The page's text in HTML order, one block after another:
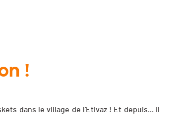
!
dans le village de l'Etivaz ! Et depuis... il